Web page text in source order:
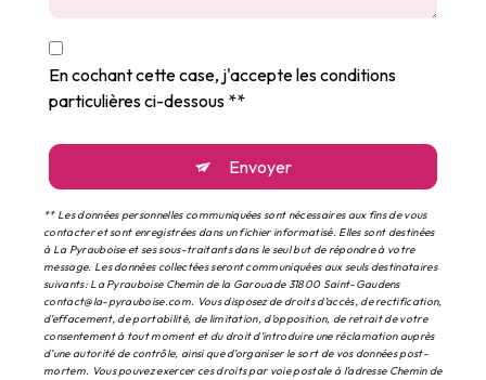
En cochant cette case, j'accepte les conditions
particulières ci-dessous **
Envoyer
** Les données personnelles communiquées sont nécessaires aux fins de vous
contacter et sont enregistrées dans un fichier informatisé. Elles sont destinées
à La Pyrauboise et ses sous-traitants dans le seul but de répondre à votre
message. Les données collectées seront communiquées aux seuls destinataires
suivants: La Pyrauboise Chemin de la Garouade 31800 Saint-Gaudens
contact@la-pyrauboise.com. Vous disposez de droits d’accès, de rectification,
d’effacement, de portabilité, de limitation, d’opposition, de retrait de votre
consentement à tout moment et du droit d’introduire une réclamation auprès
d’une autorité de contrôle, ainsi que d’organiser le sort de vos données post-
mortem. Vous pouvez exercer ces droits par voie postale à l'adresse Chemin de